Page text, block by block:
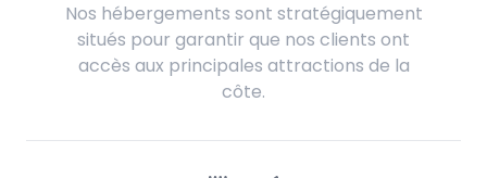
Nos hébergements sont stratégiquement
situés pour garantir que nos clients ont
accès aux principales attractions de la
côte.